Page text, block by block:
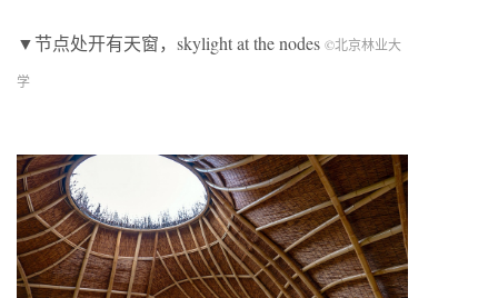
▼节点处开有天窗，skylight at the nodes ©北京林业大
学